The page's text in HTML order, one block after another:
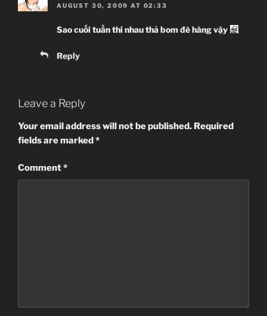
AUGUST 30, 2009 AT 02:33
Sao cuối tuần thi nhau thả bom đè hàng vậy
Reply
Leave a Reply
Your email address will not be published. Required
fields are marked*
Comment*